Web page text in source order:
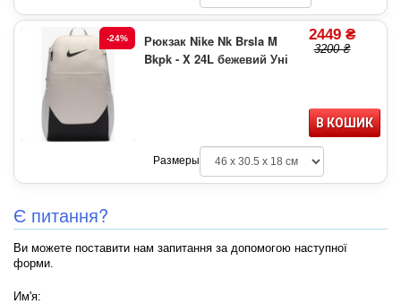
-24%
Рюкзак Nike Nk Brsla M
Bkpk - X 24L бежевий Уні
2449 ₴
3200 ₴
В КОШИК
Размеры
Є питання?
Ви можете поставити нам запитання за допомогою наступної
форми.
Им'я: